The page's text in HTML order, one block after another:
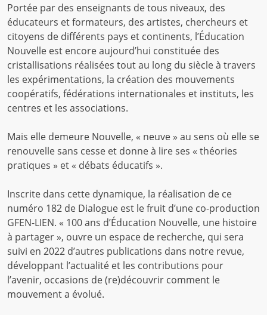
Portée par des enseignants de tous niveaux, des
éducateurs et formateurs, des artistes, chercheurs et
citoyens de différents pays et continents, l’Éducation
Nouvelle est encore aujourd’hui constituée des
cristallisations réalisées tout au long du siècle à travers
les expérimentations, la création des mouvements
coopératifs, fédérations internationales et instituts, les
centres et les associations.
Mais elle demeure Nouvelle, « neuve » au sens où elle se
renouvelle sans cesse et donne à lire ses « théories
pratiques » et « débats éducatifs ».
Inscrite dans cette dynamique, la réalisation de ce
numéro 182 de Dialogue est le fruit d’une co-production
GFEN-LIEN. « 100 ans d’Éducation Nouvelle, une histoire
à partager », ouvre un espace de recherche, qui sera
suivi en 2022 d’autres publications dans notre revue,
développant l’actualité et les contributions pour
l’avenir, occasions de (re)découvrir comment le
mouvement a évolué.